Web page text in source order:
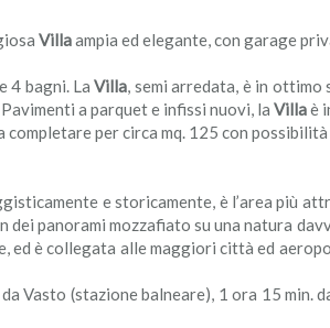
Villaampia ed elegante, con garage
4 bagni. LaVilla, semi arredata, è in
a parquet e infissi nuovi, la Villaè
per circa mq. 125 con
e storicamente, è l’area più
panorami mozzafiato su una natura
ed è collegata alle maggiori città ed
Vasto (stazione balneare), 1 ora 15 min.